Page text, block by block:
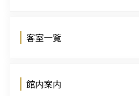
客室一覧
館内案内